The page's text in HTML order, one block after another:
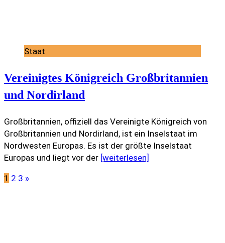
Staat
Vereinigtes Königreich Großbritannien
und Nordirland
Großbritannien, offiziell das Vereinigte Königreich von
Großbritannien und Nordirland, ist ein Inselstaat im
Nordwesten Europas. Es ist der größte Inselstaat
Europas und liegt vor der [weiterlesen]
Seitennummerierung
1 2 3 »